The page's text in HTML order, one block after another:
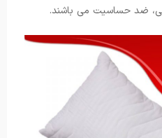
ضد حساسیت می باشند.